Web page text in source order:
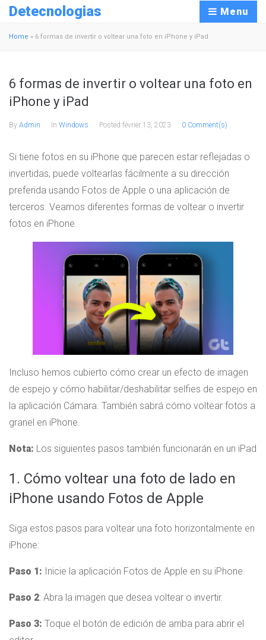
Detecnologias Menu
Home » 6 formas de invertir o voltear una foto en iPhone y iPad
6 formas de invertir o voltear una foto en
iPhone y iPad
By Admin In Windows Posted février 13, 2023 0 Comment(s)
Si tiene fotos en su iPhone que parecen estar reflejadas o
invertidas, puede voltearlas fácilmente a su dirección
preferida usando Fotos de Apple o una aplicación de
terceros. Veamos diferentes formas de voltear o invertir
fotos en iPhone.
Incluso hemos cubierto cómo crear un efecto de imagen
de espejo y cómo habilitar/deshabilitar selfies de espejo en
la aplicación Cámara. También sabrá cómo voltear fotos a
granel en iPhone.
Nota: Los siguientes pasos también funcionarán en un iPad
1. Cómo voltear una foto de lado en
iPhone usando Fotos de Apple
Siga estos pasos para voltear una foto horizontalmente en
iPhone:
Paso 1: Inicie la aplicación Fotos de Apple en su iPhone.
Paso 2: Abra la imagen que desea voltear o invertir.
Paso 3: Toque el botón de edición de arriba para abrir el